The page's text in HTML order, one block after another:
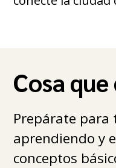
Cosa
Prepárate para
aprendiendo y
conceptos